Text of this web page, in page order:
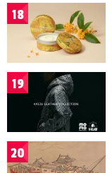
18
19
20